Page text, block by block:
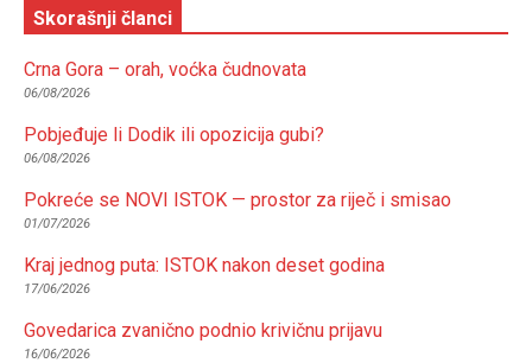
Skorašnji članci
Crna Gora – orah, voćka čudnovata
06/08/2026
Pobjeđuje li Dodik ili opozicija gubi?
06/08/2026
Pokreće se NOVI ISTOK — prostor za riječ i smisao
01/07/2026
Kraj jednog puta: ISTOK nakon deset godina
17/06/2026
Govedarica zvanično podnio krivičnu prijavu
16/06/2026